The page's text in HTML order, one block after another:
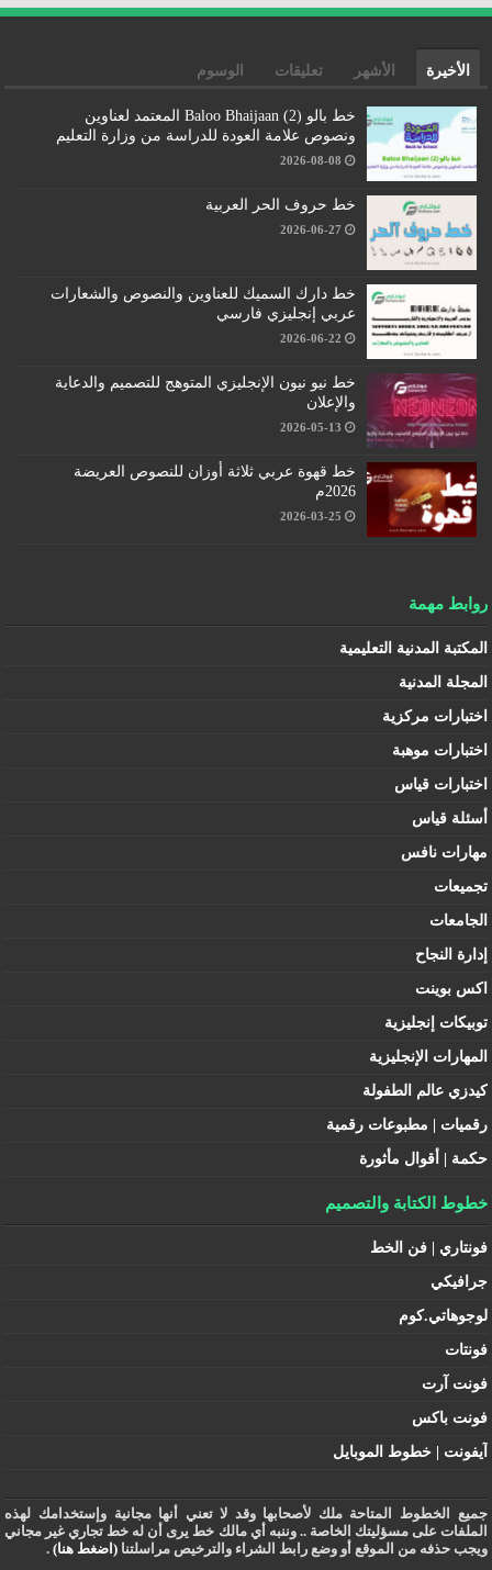
الأخيرة الأشهر تعليقات الوسوم
خط بالو (2) Baloo Bhaijaan المعتمد لعناوين
ونصوص علامة العودة للدراسة من وزارة التعليم
2026-08-08
خط حروف الحر العربية
2026-06-27
خط دارك السميك للعناوين والنصوص والشعارات
عربي إنجليزي فارسي
2026-06-22
خط نيو نيون الإنجليزي المتوهج للتصميم والدعاية
والإعلان
2026-05-13
خط قهوة عربي ثلاثة أوزان للنصوص العريضة
2026م
2026-03-25
روابط مهمة
المكتبة المدنية التعليمية
المجلة المدنية
اختبارات مركزية
اختبارات موهبة
اختبارات قياس
أسئلة قياس
مهارات نافس
تجميعات
الجامعات
إدارة النجاح
اكس بوينت
توبيكات إنجليزية
المهارات الإنجليزية
كيدزي عالم الطفولة
رقميات | مطبوعات رقمية
حكمة | أقوال مأثورة
خطوط الكتابة والتصميم
فونتاري | فن الخط
جرافيكي
لوجوهاتي.كوم
فونتات
فونت آرت
فونت باكس
آيفونت | خطوط الموبايل
جميع الخطوط المتاحة ملك لأصحابها وقد لا تعني أنها مجانية وإستخدامك لهذه
الملفات على مسؤليتك الخاصة .. وننبه أي مالك خط يرى أن له خط تجاري غير مجاني
ويجب حذفه من الموقع أو وضع رابط الشراء والترخيص مراسلتنا(اضغط هنا) .